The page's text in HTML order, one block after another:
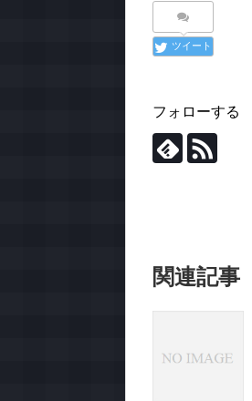
ツイート
フォローする
関連記事